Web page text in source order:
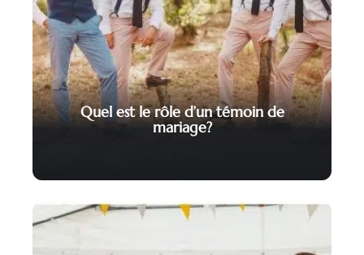
Quel est le rôle d’un témoin de
mariage?